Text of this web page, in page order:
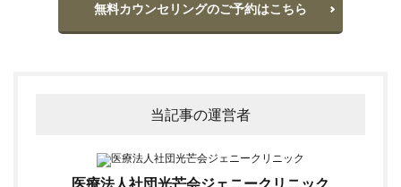
無料カウンセリングのご予約はこちら
当記事の運営者
医療法人社団光芒会ジェニークリニック